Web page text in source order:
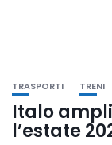
TRASPORTI TRENI
Italo
l’estate